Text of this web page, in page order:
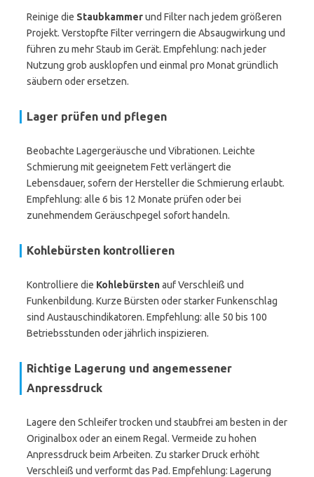
Reinige die Staubkammerund Filter nach jedem größeren
Projekt. Verstopfte Filter verringern die Absaugwirkung und
führen zu mehr Staub im Gerät. Empfehlung: nach jeder
Nutzung grob ausklopfen und einmal pro Monat gründlich
säubern oder ersetzen.
Lager prüfen und pflegen
Beobachte Lagergeräusche und Vibrationen. Leichte
Schmierung mit geeignetem Fett verlängert die
Lebensdauer, sofern der Hersteller die Schmierung erlaubt.
Empfehlung: alle 6 bis 12 Monate prüfen oder bei
zunehmendem Geräuschpegel sofort handeln.
Kohlebürsten kontrollieren
Kontrolliere die Kohlebürstenauf Verschleiß und
Funkenbildung. Kurze Bürsten oder starker Funkenschlag
sind Austauschindikatoren. Empfehlung: alle 50 bis 100
Betriebsstunden oder jährlich inspizieren.
Richtige Lagerung und angemessener
Anpressdruck
Lagere den Schleifer trocken und staubfrei am besten in der
Originalbox oder an einem Regal. Vermeide zu hohen
Anpressdruck beim Arbeiten. Zu starker Druck erhöht
Verschleiß und verformt das Pad. Empfehlung: Lagerung